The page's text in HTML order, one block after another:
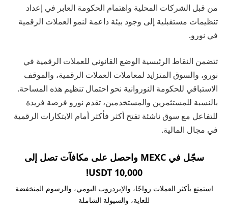
من قبل الشركات المحلية واهتمام الحكومة العابر في إعداد
تنظيمات مستقبلية إلى وجود بيئة داعمة لنمو العملات الرقمية
في نورو.
تتضمن النقاط الرئيسية الوضع القانوني للعملات الرقمية في
نورو، والسوق المتزايد لمعاملات العملات الرقمية، والموقف
الاستباقي للحكومة النوروانية نحو احتمال تنظيم هذه المساحة.
بالنسبة للمستثمرين والمستخدمين، تقدم نورو فرصة فريدة
للتفاعل مع سوق ناشئة تفتح أكثر فأكثر أمام الابتكارات الرقمية
في مجال المالية.
سجّل في MEXC واحصل على مكافآت تصل إلى
10,000 USDT!
استمتع بأكثر العملات رواجًا، والإيردروب اليومي، والرسوم المنخفضة
للغاية، والسيولة الشاملة